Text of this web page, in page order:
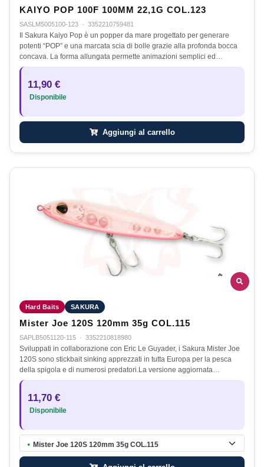
KAIYO POP 100F 100MM 22,1G COL.123
SASLM5005100-123 · 3352210759481
Il Sakura Kaiyo Pop è un popper da mare progettato per generare
potenti “POP” e una marcata scia di bolle grazie alla profonda bocca
concava. La forma allungata permette animazioni semplici ed…
11,90 €
Disponibile
Aggiungi al carrello
Hard Baits SAKURA
Mister Joe 120S 120mm 35g COL.115
SAPLB5051120-115 · 3352210818980
Sviluppati in collaborazione con Eric Le Guyader, i Sakura Mister Joe
120S sono stickbait sinking apprezzati in tutta Europa per la pesca
della spigola e di numerosi predatori.La versione aggiornata…
11,70 €
Disponibile
● Mister Joe 120S 120mm 35g COL.115